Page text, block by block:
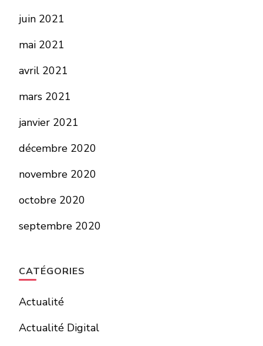
juin 2021
mai 2021
avril 2021
mars 2021
janvier 2021
décembre 2020
novembre 2020
octobre 2020
septembre 2020
CATÉGORIES
Actualité
Actualité Digital